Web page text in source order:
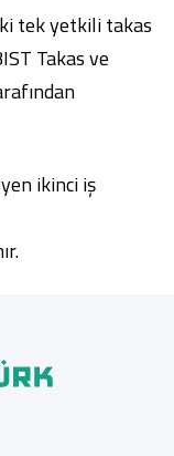
tek yetkili takas
Takas ve
ikinci iş